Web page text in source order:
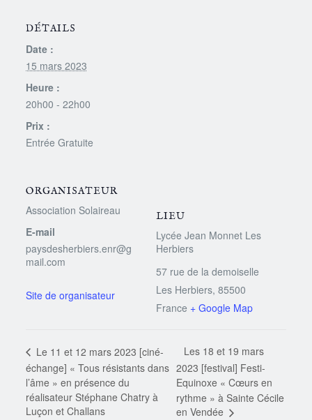
DÉTAILS
Date :
15 mars 2023
Heure :
20h00 - 22h00
Prix :
Entrée Gratuite
ORGANISATEUR
Association Solaireau
E-mail
paysdesherbiers.enr@g
mail.com
LIEU
Lycée Jean Monnet Les
Herbiers
57 rue de la demoiselle
Les Herbiers, 85500
France + Google Map
Le 11 et 12 mars 2023 [ciné-
échange] « Tous résistants dans
l’âme » en présence du
réalisateur Stéphane Chatry à
Luçon et Challans
Les 18 et 19 mars
2023 [festival] Festi-
Equinoxe « Cœurs en
rythme » à Sainte Cécile
en Vendée